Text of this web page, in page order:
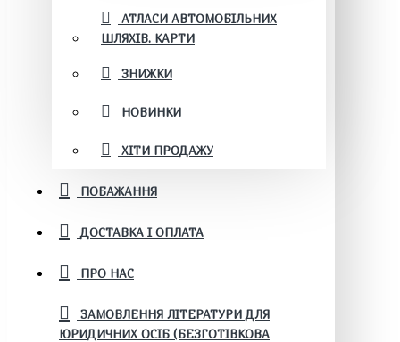
АТЛАСИ АВТОМОБІЛЬНИХ
ШЛЯХІВ. КАРТИ
ЗНИЖКИ
НОВИНКИ
ХІТИ ПРОДАЖУ
ПОБАЖАННЯ
ДОСТАВКА І ОПЛАТА
ПРО НАС
ЗАМОВЛЕННЯ ЛІТЕРАТУРИ ДЛЯ
ЮРИДИЧНИХ ОСІБ (БЕЗГОТІВКОВА